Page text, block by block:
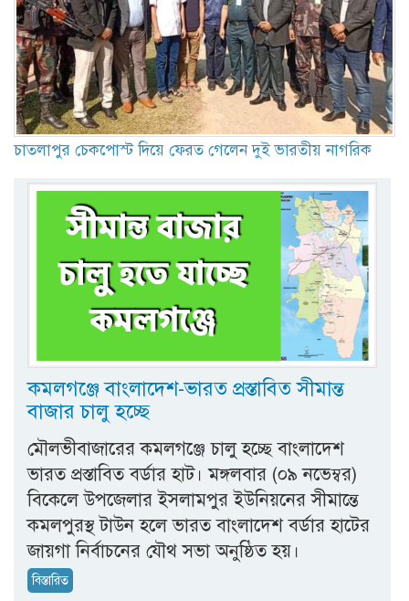
চাতলাপুর চেকপোস্ট দিয়ে ফেরত গেলেন দুই ভারতীয় নাগরিক
কমলগঞ্জে বাংলাদেশ-ভারত প্রস্তাবিত সীমান্ত
বাজার চালু হচ্ছে
মৌলভীবাজারের কমলগঞ্জে চালু হচ্ছে বাংলাদেশ
ভারত প্রস্তাবিত বর্ডার হাট। মঙ্গলবার (০৯ নভেম্বর)
বিকেলে উপজেলার ইসলামপুর ইউনিয়নের সীমান্তে
কমলপুরস্থ টাউন হলে ভারত বাংলাদেশ বর্ডার হাটের
জায়গা নির্বাচনের যৌথ সভা অনুষ্ঠিত হয়।
বিস্তারিত